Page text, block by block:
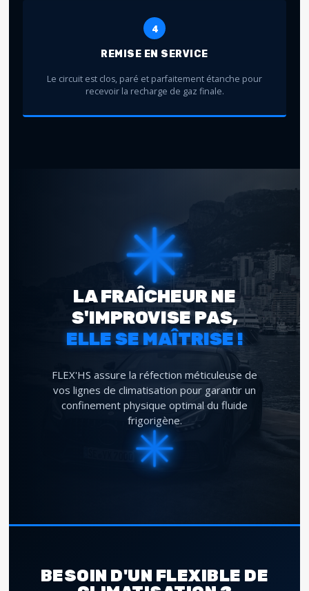
4
REMISE EN SERVICE
Le circuit est clos, paré et parfaitement étanche pour
recevoir la recharge de gaz finale.
LA FRAÎCHEUR NE
S'IMPROVISE PAS,
ELLE SE MAÎTRISE !
FLEX'HS assure la réfection méticuleuse de
vos lignes de climatisation pour garantir un
confinement physique optimal du fluide
frigorigène.
BESOIN D'UN FLEXIBLE DE